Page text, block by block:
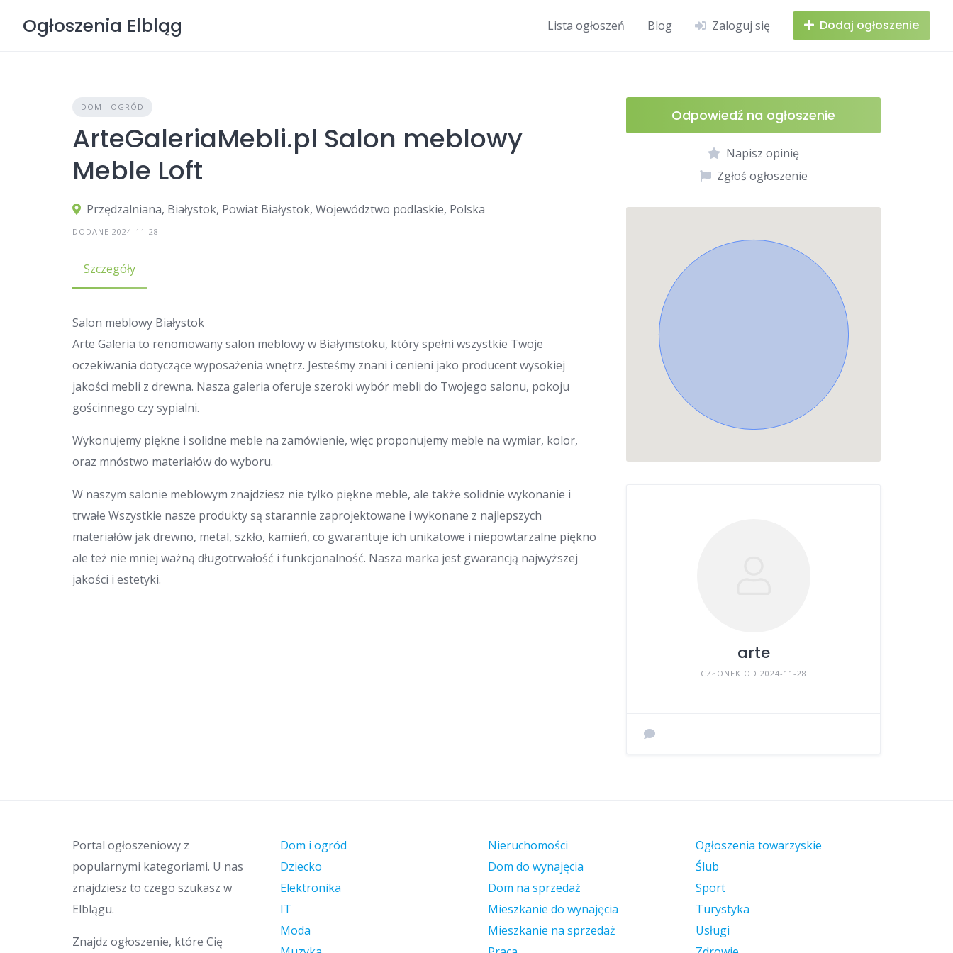
content
Ogłoszenia Elbląg Lista ogłoszeń Blog Zaloguj się Dodaj ogłoszenie
DOM I OGRÓD
ArteGaleriaMebli.pl Salon meblowy
Meble Loft
Przędzalniana, Białystok, Powiat Białystok, Województwo podlaskie, Polska
DODANE 2024-11-28
Szczegóły
Salon meblowy Białystok
Arte Galeria to renomowany salon meblowy w Białymstoku, który spełni wszystkie Twoje
oczekiwania dotyczące wyposażenia wnętrz. Jesteśmy znani i cenieni jako producent wysokiej
jakości mebli z drewna. Nasza galeria oferuje szeroki wybór mebli do Twojego salonu, pokoju
gościnnego czy sypialni.
Wykonujemy piękne i solidne meble na zamówienie, więc proponujemy meble na wymiar, kolor,
oraz mnóstwo materiałów do wyboru.
W naszym salonie meblowym znajdziesz nie tylko piękne meble, ale także solidnie wykonanie i
trwałe Wszystkie nasze produkty są starannie zaprojektowane i wykonane z najlepszych
materiałów jak drewno, metal, szkło, kamień, co gwarantuje ich unikatowe i niepowtarzalne piękno
ale też nie mniej ważną długotrwałość i funkcjonalność. Nasza marka jest gwarancją najwyższej
jakości i estetyki.
Odpowiedź na ogłoszenie
Napisz opinię
Zgłoś ogłoszenie
arte
CZŁONEK OD 2024-11-28
Portal ogłoszeniowy z
popularnymi kategoriami. U nas
znajdziesz to czego szukasz w
Elblągu.
Znajdz ogłoszenie, które Cię
Dom i ogród
Dziecko
Elektronika
IT
Moda
Nieruchomości
Dom do wynajęcia
Dom na sprzedaż
Mieszkanie do wynajęcia
Mieszkanie na sprzedaż
Ogłoszenia towarzyskie
Ślub
Sport
Turystyka
Usługi